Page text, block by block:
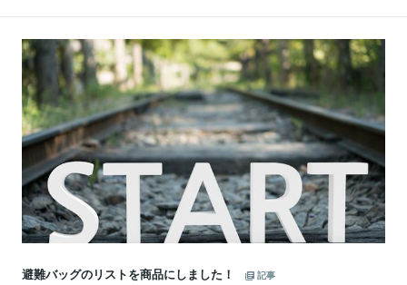
避難バッグのリストを商品にしました！
記事